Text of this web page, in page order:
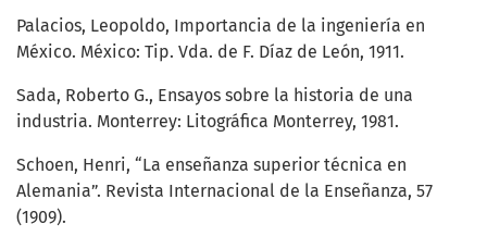
Palacios, Leopoldo, Importancia de la ingeniería en
México. México: Tip. Vda. de F. Díaz de León, 1911.
Sada, Roberto G., Ensayos sobre la historia de una
industria. Monterrey: Litográfica Monterrey, 1981.
Schoen, Henri, “La enseñanza superior técnica en
Alemania”. Revista Internacional de la Enseñanza, 57
(1909).